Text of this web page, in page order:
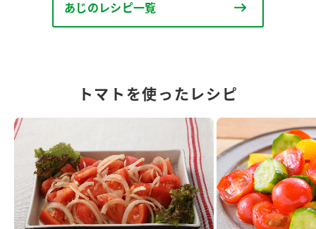
あじのレシピ一覧
トマトを使ったレシピ